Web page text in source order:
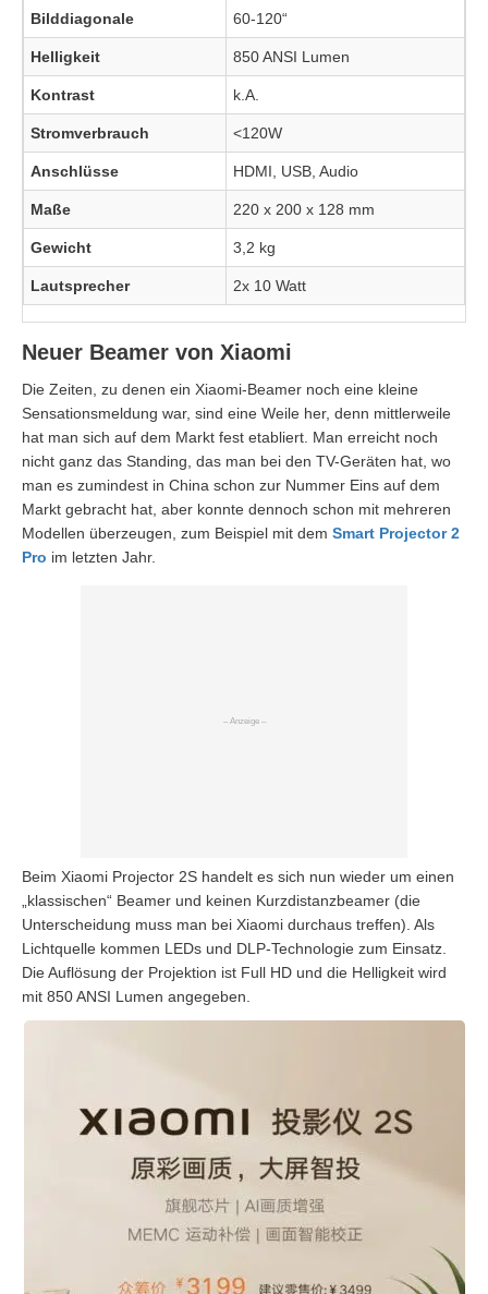
Bilddiagonale 60-120“
Helligkeit 850 ANSI Lumen
Kontrast k.A.
Stromverbrauch <120W
Anschlüsse HDMI, USB, Audio
Maße 220 x 200 x 128 mm
Gewicht 3,2 kg
Lautsprecher 2x 10 Watt
Neuer Beamer von Xiaomi
Die Zeiten, zu denen ein Xiaomi-Beamer noch eine kleine
Sensationsmeldung war, sind eine Weile her, denn mittlerweile
hat man sich auf dem Markt fest etabliert. Man erreicht noch
nicht ganz das Standing, das man bei den TV-Geräten hat, wo
man es zumindest in China schon zur Nummer Eins auf dem
Markt gebracht hat, aber konnte dennoch schon mit mehreren
Modellen überzeugen, zum Beispiel mit dem Smart Projector 2
Pro im letzten Jahr.
Beim Xiaomi Projector 2S handelt es sich nun wieder um einen
„klassischen“ Beamer und keinen Kurzdistanzbeamer (die
Unterscheidung muss man bei Xiaomi durchaus treffen). Als
Lichtquelle kommen LEDs und DLP-Technologie zum Einsatz.
Die Auflösung der Projektion ist Full HD und die Helligkeit wird
mit 850 ANSI Lumen angegeben.